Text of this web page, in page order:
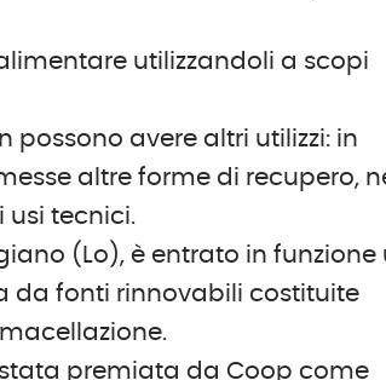
utilizzandoli a scopi
possono avere altri utilizzi: in
altre forme di recupero,
usi tecnici.
(Lo), è entrato in funzione
da fonti rinnovabili costituite
premiata da Coop come